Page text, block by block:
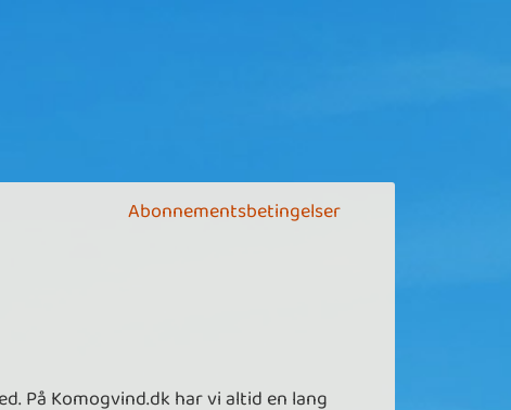
Abonnementsbetingelser
På Komogvind.dk har vi altid en lang